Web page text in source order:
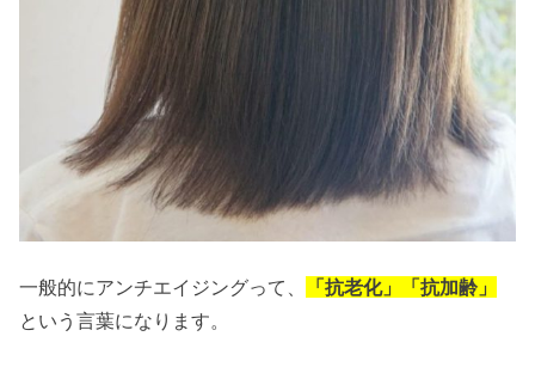
一般的にアンチエイジングって、
「抗老化」「抗加齢」
という言葉になります。